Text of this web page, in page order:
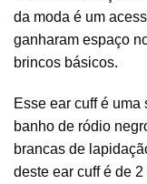
da moda é um
ganharam espaço
brincos básicos.
Esse ear cuff é
banho de ródio
brancas de
deste ear cuff é de